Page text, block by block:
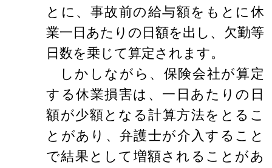
とに、事故前の給与額をもとに休
業一日あたりの日額を出し、欠勤等
日数を乗じて算定されます。
しかしながら、保険会社が算定
する休業損害は、一日あたりの日
額が少額となる計算方法をとるこ
とがあり、弁護士が介入すること
で結果として増額されることがあ